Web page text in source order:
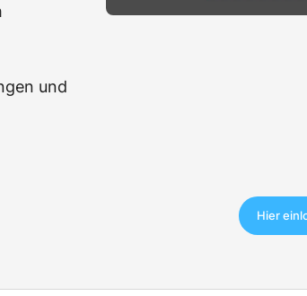
und
Hier